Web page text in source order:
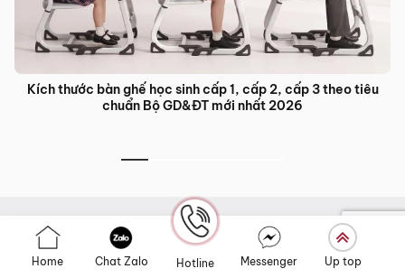
Bàn ghế đào tạo trung tâm ngoại ngữ: Giải pháp nội thất tối
Sản phẩm nổi bật
Home Chat Zalo Hotline Messenger Up top